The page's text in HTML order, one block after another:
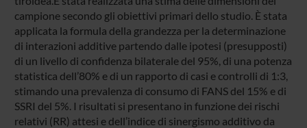
campione secondo gli obiettivi primari dello studio. È stata
applicata la formula della grandezza per la determinazione
di interazioni additive partendo dalle ipotesi (presupposti)
di un livello di confidenza bilaterale del 95%, di una potenza
statistica dell’80% e di un rapporto di casi e controlli di 1:3,
stimando una prevalenza di consumo di FANS del 15% e di
SSRI del 5%. I risultati si presentano in funzione dei rischi
relativi (RR) attesi e dell’indice di sinergismo additivo da